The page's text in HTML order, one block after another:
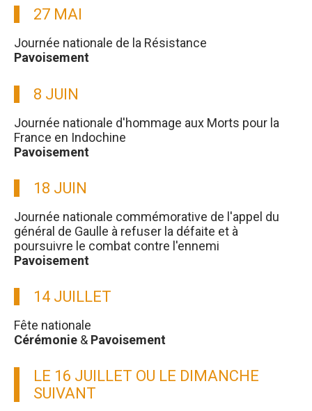
27 MAI
Journée nationale de la Résistance
Pavoisement
8 JUIN
Journée nationale d'hommage aux Morts pour la
France en Indochine
Pavoisement
18 JUIN
Journée nationale commémorative de l'appel du
général de Gaulle à refuser la défaite et à
poursuivre le combat contre l'ennemi
Pavoisement
14 JUILLET
Fête nationale
Cérémonie & Pavoisement
LE 16 JUILLET OU LE DIMANCHE
SUIVANT